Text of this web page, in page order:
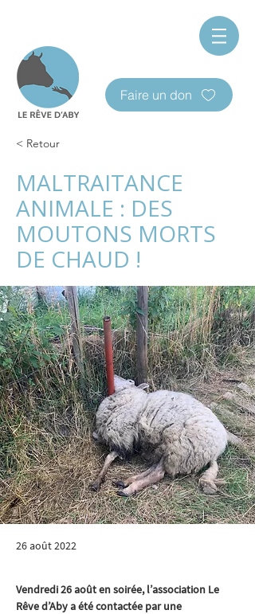
Faire un don
< Retour
MALTRAITANCE
ANIMALE : DES
MOUTONS MORTS
DE CHAUD !
26 août 2022
Vendredi 26 août en soirée, l’association Le
Rêve d’Aby a été contactée par une